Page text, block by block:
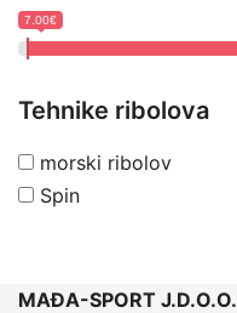
7.00€
Tehnike ribolova
morski ribolov
Spin
MAĐA-SPORT J.D.O.O.